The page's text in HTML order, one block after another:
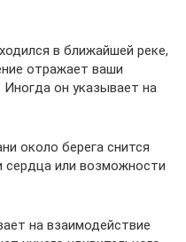
в ближайшей реке,
отражает ваши
он указывает на
около берега снится
сердца или возможности
на взаимодействие